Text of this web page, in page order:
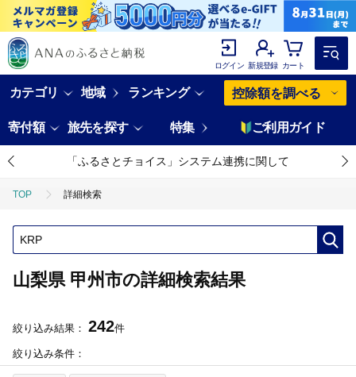
ログイン 新規登録 カート
カテゴリ 地域 ランキング 控除額を調べる
寄付額 旅先を探す 特集 ご利用ガイド
「ふるさとチョイス」システム連携に関して
TOP 詳細検索
山梨県 甲州市の詳細検索結果
絞り込み結果： 242件
絞り込み条件：